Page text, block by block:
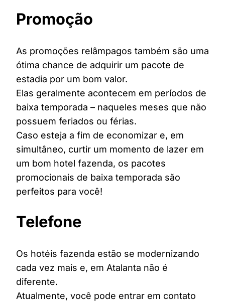
Promoção
As promoções relâmpagos também são uma
ótima chance de adquirir um pacote de
estadia por um bom valor.
Elas geralmente acontecem em períodos de
baixa temporada – naqueles meses que não
possuem feriados ou férias.
Caso esteja a fim de economizar e, em
simultâneo, curtir um momento de lazer em
um bom hotel fazenda, os pacotes
promocionais de baixa temporada são
perfeitos para você!
Telefone
Os hotéis fazenda estão se modernizando
cada vez mais e, em Atalanta não é
diferente.
Atualmente, você pode entrar em contato